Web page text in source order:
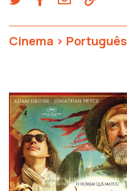
Cinema > Português